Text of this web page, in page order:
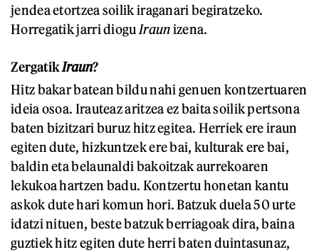
jendea etortzea soilik iraganari begiratzeko.
Horregatik jarri diogu Iraunizena.
ZergatikIraun?
Hitz bakar batean bildu nahi genuen kontzertuaren
ideia osoa. Irauteaz aritzea ez baita soilik pertsona
baten bizitzari buruz hitz egitea. Herriek ere iraun
egiten dute, hizkuntzek ere bai, kulturak ere bai,
baldin eta belaunaldi bakoitzak aurrekoaren
lekukoa hartzen badu. Kontzertu honetan kantu
askok dute hari komun hori. Batzuk duela 50 urte
idatzi nituen, beste batzuk berriagoak dira, baina
guztiek hitz egiten dute herri baten duintasunaz,